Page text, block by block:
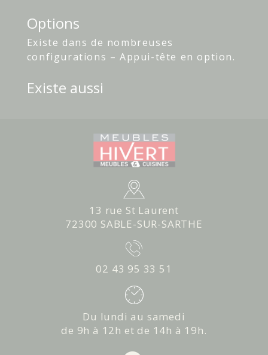
Options
Existe dans de nombreuses
configurations – Appui-tête en option.
Existe aussi
13 rue St Laurent
72300 SABLE-SUR-SARTHE
02 43 95 33 51
Du lundi au samedi
de 9h à 12h et de 14h à 19h.